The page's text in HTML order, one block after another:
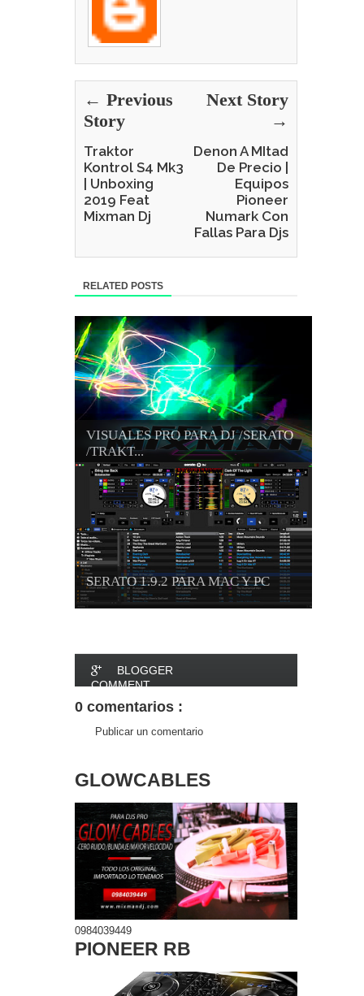
← Previous
Story
Traktor
Kontrol S4 Mk3
| Unboxing
2019 Feat
Mixman Dj
Next Story
→
Denon A MItad
De Precio |
Equipos
Pioneer
Numark Con
Fallas Para Djs
RELATED POSTS
VISUALES PRO PARA DJ /SERATO
/TRAKT...
SERATO 1.9.2 PARA MAC Y PC
BLOGGER
COMMENT
COMMENT
0 comentarios :
Publicar un comentario
GLOWCABLES
0984039449
PIONEER RB